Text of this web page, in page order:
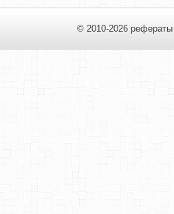
© 2010-2026 рефераты